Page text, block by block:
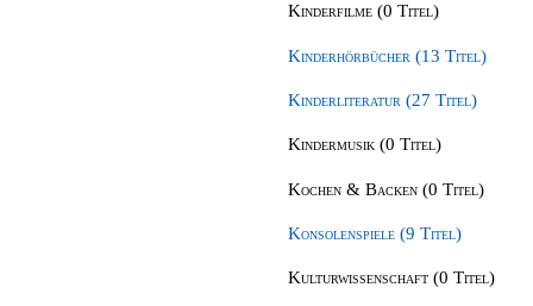
Kinderfilme (0 Titel)
Kinderhörbücher (13 Titel)
Kinderliteratur (27 Titel)
Kindermusik (0 Titel)
Kochen & Backen (0 Titel)
Konsolenspiele (9 Titel)
Kulturwissenschaft (0 Titel)